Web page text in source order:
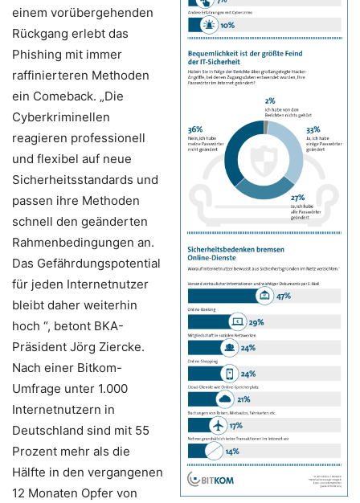
einem vorübergehenden
Rückgang erlebt das
Phishing mit immer
raffinierteren Methoden
ein Comeback. „Die
Cyberkriminellen
reagieren professionell
und flexibel auf neue
Sicherheitsstandards und
passen ihre Methoden
schnell den geänderten
Rahmenbedingungen an.
Das Gefährdungspotential
für jeden Internetnutzer
bleibt daher weiterhin
hoch “, betont BKA-
Präsident Jörg Ziercke.
Nach einer Bitkom-
Umfrage unter 1.000
Internetnutzern in
Deutschland sind mit 55
Prozent mehr als die
Hälfte in den vergangenen
12 Monaten Opfer von